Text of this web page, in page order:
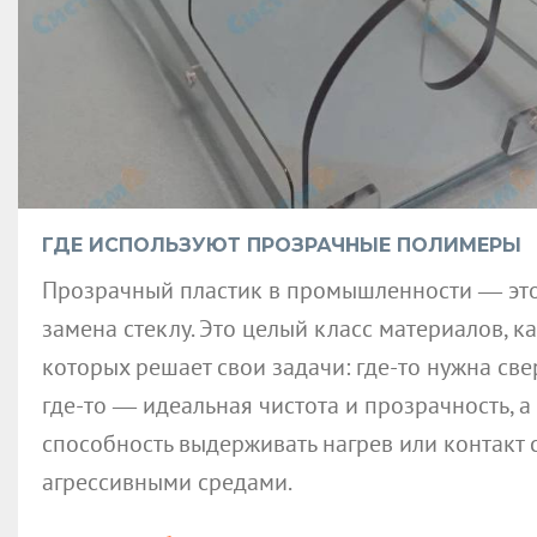
ГДЕ ИСПОЛЬЗУЮТ ПРОЗРАЧНЫЕ ПОЛИМЕРЫ
Прозрачный пластик в промышленности —
замена стеклу. Это целый класс материалов,
которых решает свои задачи: где-то нужна
где-то — идеальная чистота и прозрачность,
способность выдерживать нагрев или контакт
агрессивными средами.